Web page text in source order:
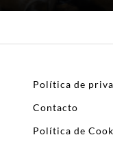
Política de
Contacto
Política de